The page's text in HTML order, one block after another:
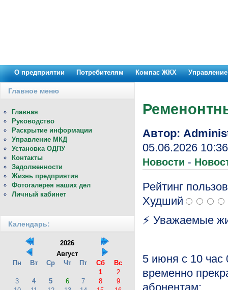
О предприятии Потребителям Компас ЖКХ
Автор:
05.06.2026 10:36
Новости -
Рейтинг
Худший
⚡ Уважаемые
5 июня с 10 час
временно
абонентам:
Главное меню
Главная
Руководство
Раскрытие информации
Управление МКД
Установка ОДПУ
Контакты
Задолженности
Жизнь предприятия
Фотогалерея наших дел
Личный кабинет
Календарь:
2026
Август
Пн
Вт Ср Чт Пт Сб
Вс
1
2
3
4 5 6 7 8
9